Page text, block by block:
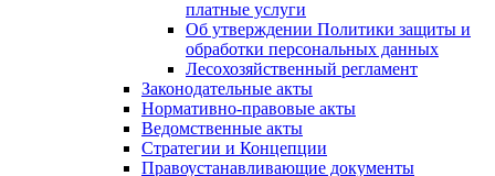
платные услуги
Об утверждении Политики защиты и
обработки персональных данных
Лесохозяйственный регламент
Законодательные акты
Нормативно-правовые акты
Ведомственные акты
Стратегии и Концепции
Правоустанавливающие документы